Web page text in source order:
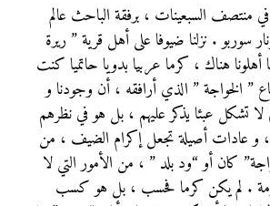
السبعينات ، برفقة الباحث عالم
سوربو . نزلنا ضيوفا على أهل قرية ” ريرة
أهلونا هناك ، كرما عربيا بدويا حاتميا كنت
” الخواجة ” الذي أرافقه ، أن وجودنا و
لا تشكل عبئا يذكر عليهم ، بل هو في نظرهم
، و عادات أصيلة تجعل إكرام الضيف ، من
كان أو “ود بلد ” ، من الأمور التي لا
. لم يكن كرما فحسب ، بل هو كسب